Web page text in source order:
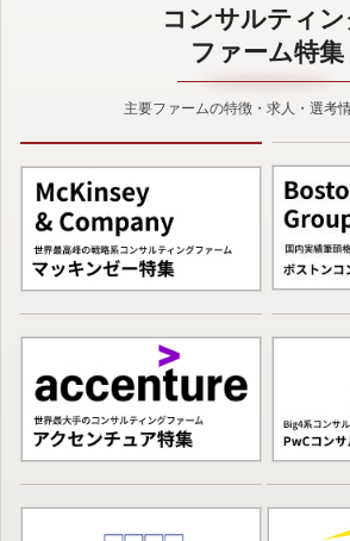
コンサルティ
ファーム特集
主要ファームの特徴・求人・選考